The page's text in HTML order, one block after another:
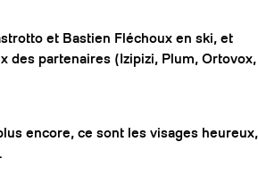
et Bastien Fléchoux en ski, et
des partenaires (Izipizi, Plum, Ortovox,
encore, ce sont les visages heureux,